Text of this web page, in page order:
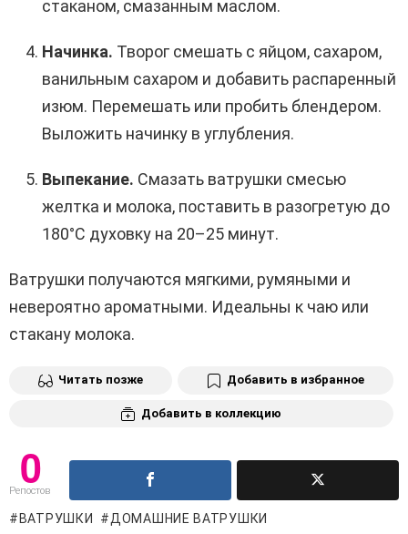
стаканом, смазанным маслом.
Начинка. Творог смешать с яйцом, сахаром,
ванильным сахаром и добавить распаренный
изюм. Перемешать или пробить блендером.
Выложить начинку в углубления.
Выпекание. Смазать ватрушки смесью
желтка и молока, поставить в разогретую до
180°C духовку на 20–25 минут.
Ватрушки получаются мягкими, румяными и
невероятно ароматными. Идеальны к чаю или
стакану молока.
Читать позже Добавить в избранное
Добавить в коллекцию
0
Репостов
ВАТРУШКИ ДОМАШНИЕ ВАТРУШКИ